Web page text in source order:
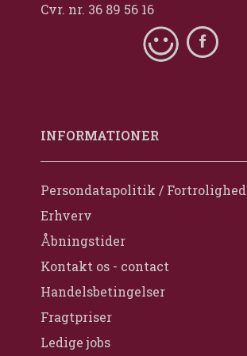
Cvr. nr. 36 89 56 16
INFORMATIONER
Persondatapolitik / Fortrolighed
Erhverv
Åbningstider
Kontakt os - contact
Handelsbetingelser
Fragtpriser
Ledige jobs